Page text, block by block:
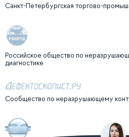
Санкт-Петербургская торгово-
Российское общество по
диагностике
Сообщество по неразрушающему